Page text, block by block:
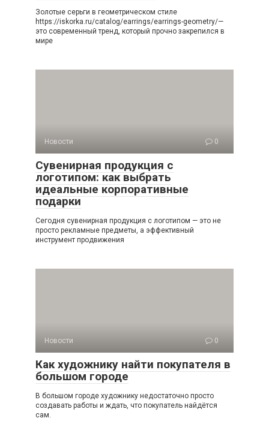
Золотые серьги в геометрическом стиле
https://iskorka.ru/catalog/earrings/earrings-geometry/—
это современный тренд, который прочно закрепился в
мире
Новости 0
Сувенирная продукция с
логотипом: как выбрать
идеальные корпоративные
подарки
Сегодня сувенирная продукция с логотипом — это не
просто рекламные предметы, а эффективный
инструмент продвижения
Новости 0
Как художнику найти покупателя в
большом городе
В большом городе художнику недостаточно просто
создавать работы и ждать, что покупатель найдётся
сам.